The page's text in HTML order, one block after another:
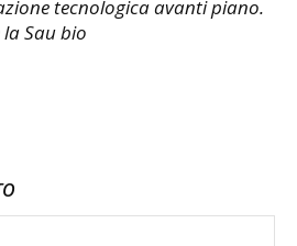
tecnologica avanti piano.
la Sau bio